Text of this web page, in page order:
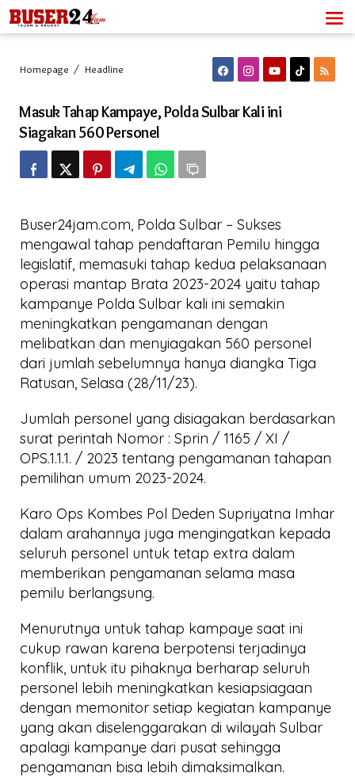
Lewati
ke
konten
Homepage / Headline
Polda
Sulbar
Kali
ini
Siagakan
560
Masuk Tahap Kampaye, Polda Sulbar Kali ini
Siagakan 560 Personel
Buser24jam.com, Polda Sulbar – Sukses
mengawal tahap pendaftaran Pemilu hingga
legislatif, memasuki tahap kedua pelaksanaan
operasi mantap Brata 2023-2024 yaitu tahap
kampanye Polda Sulbar kali ini semakin
meningkatkan pengamanan dengan
melibatkan dan menyiagakan 560 personel
dari jumlah sebelumnya hanya diangka Tiga
Ratusan, Selasa (28/11/23).
Jumlah personel yang disiagakan berdasarkan
surat perintah Nomor : Sprin / 1165 / XI /
OPS.1.1.1. / 2023 tentang pengamanan tahapan
pemilihan umum 2023-2024.
Karo Ops Kombes Pol Deden Supriyatna Imhar
dalam arahannya juga mengingatkan kepada
seluruh personel untuk tetap extra dalam
memberikan pengamanan selama masa
pemilu berlangsung.
Menurutnya untuk tahap kampaye saat ini
cukup rawan karena berpotensi terjadinya
konflik, untuk itu pihaknya berharap seluruh
personel lebih meningkatkan kesiapsiagaan
dengan memonitor setiap kegiatan kampanye
yang akan diselenggarakan di wilayah Sulbar
apalagi kampanye dari pusat sehingga
pengamanan bisa lebih dimaksimalkan.